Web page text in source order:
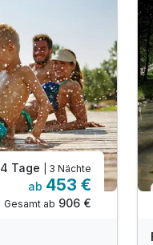
4 Tage | 3 Nächte
ab 453 €
Gesamt ab 906 €